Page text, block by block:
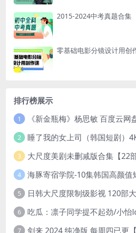
2015-2024中考真题合集
零基础电影分镜设计用创
排行榜展示
1
2
3 大尺度美剧未删减版合集【22部
4 海豚寄宿学院-10集韩国高颜值
5 日韩大尺度限制级影视 120部
6
7